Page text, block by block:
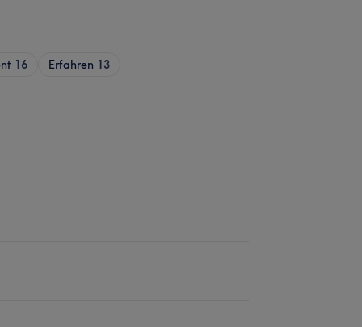
16 Erfahren 13